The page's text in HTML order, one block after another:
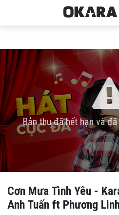
Bản thu đã hết hạn và
Cơn Mưa Tình Yêu -
Anh Tuấn ft Phương